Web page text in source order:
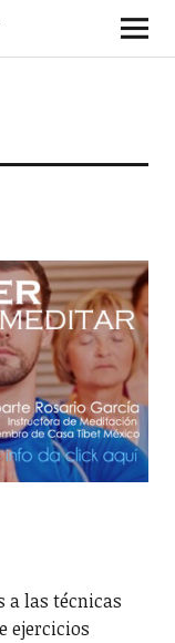
a las técnicas
ejercicios